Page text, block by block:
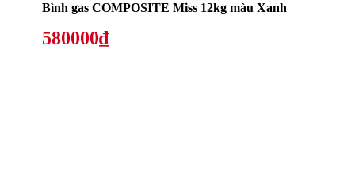
Bình gas COMPOSITE Miss 12kg màu Xanh
580000₫